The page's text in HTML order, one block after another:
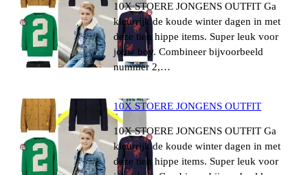
10X STOERE JONGENS OUTFIT Ga
kleurrijk de koude winter dagen in met
deze tien hippe items. Super leuk voor
jouw boy. Combineer bijvoorbeeld
nummer 2,…
10X STOERE JONGENS OUTFIT
10X STOERE JONGENS OUTFIT Ga
kleurrijk de koude winter dagen in met
deze tien hippe items. Super leuk voor